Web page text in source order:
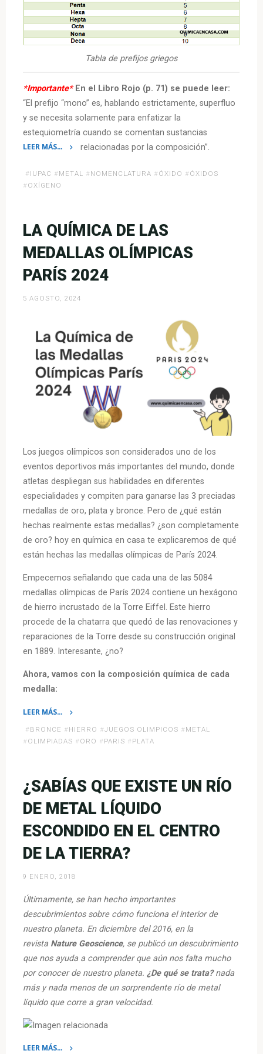
Tabla de prefijos griegos
*Importante* En el Libro Rojo (p. 71) se puede leer:
“El prefijo “mono” es, hablando estrictamente, superfluo
y se necesita solamente para enfatizar la
estequiometría cuando se comentan sustancias
relacionadas por la composición”.
LEER MÁS…
Sistemática
IUPAC:
# IUPAC # METAL # NOMENCLATURA # ÓXIDO # ÓXIDOS
# OXÍGENO
LA QUÍMICA DE LAS
MEDALLAS OLÍMPICAS
PARÍS 2024
5 AGOSTO, 2024
Los juegos olímpicos son considerados uno de los
eventos deportivos más importantes del mundo, donde
atletas despliegan sus habilidades en diferentes
especialidades y compiten para ganarse las 3 preciadas
medallas de oro, plata y bronce. Pero de ¿qué están
hechas realmente estas medallas? ¿son completamente
de oro? hoy en química en casa te explicaremos de qué
están hechas las medallas olímpicas de París 2024.
Empecemos señalando que cada una de las 5084
medallas olímpicas de París 2024 contiene un hexágono
de hierro incrustado de la Torre Eiffel. Este hierro
procede de la chatarra que quedó de las renovaciones y
reparaciones de la Torre desde su construcción original
en 1889. Interesante, ¿no?
Ahora, vamos con la composición química de cada
medalla:
LEER MÁS…
«La
Química
Medallas
Olímpicas
París
2024»
# BRONCE # HIERRO #JUEGOS OLIMPICOS # METAL
# OLIMPIADAS # ORO # PARIS # PLATA
¿SABÍAS QUE EXISTE UN RÍO
DE METAL LÍQUIDO
ESCONDIDO EN EL CENTRO
DE LA TIERRA?
9 ENERO, 2018
Últimamente, se han hecho importantes
descubrimientos sobre cómo funciona el interior de
nuestro planeta. En diciembre del 2016, en la
revista Nature Geoscience, se publicó un descubrimiento
que nos ayuda a comprender que aún nos falta mucho
por conocer de nuestro planeta.¿De qué se trata?nada
más y nada menos de un sorprendente río de metal
líquido que corre a gran velocidad.
LEER MÁS…